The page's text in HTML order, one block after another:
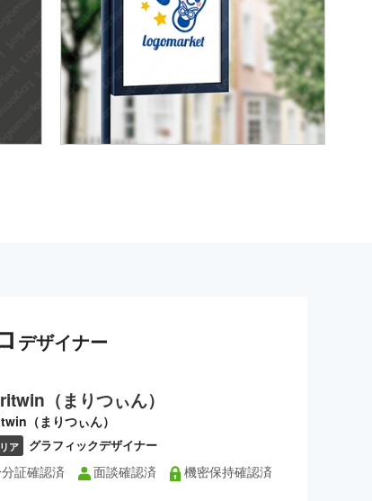
デザイナー
（まりつぃん）
（まりつぃん）
ア グラフィックデザイナー
証確認済 面談確認済 機密保持確認済